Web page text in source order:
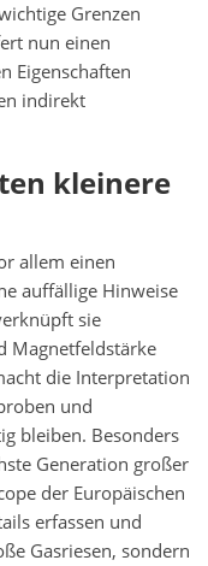
Grenzen
nun einen
Eigenschaften
indirekt
kleinere
allem einen
auffällige Hinweise
sie
Magnetfeldstärke
die Interpretation
und
bleiben. Besonders
Generation großer
der Europäischen
erfassen und
Gasriesen, sondern